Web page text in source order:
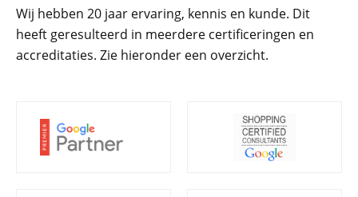
Wij hebben 20 jaar ervaring, kennis en kunde. Dit
heeft geresulteerd in meerdere certificeringen en
accreditaties. Zie hieronder een overzicht.